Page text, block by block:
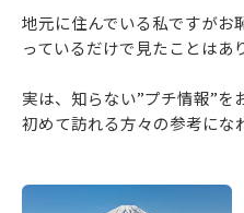
地元に住んでいる私ですが
っているだけで見たことはあ
実は、知らない”プチ情報”
初めて訪れる方々の参考にな